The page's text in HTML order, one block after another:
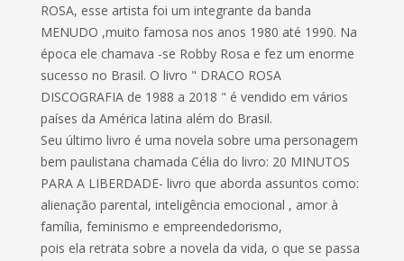
ROSA, esse artista foi um integrante da banda
MENUDO ,muito famosa nos anos 1980 até 1990. Na
época ele chamava -se Robby Rosa e fez um enorme
sucesso no Brasil. O livro " DRACO ROSA
DISCOGRAFIA de 1988 a 2018 " é vendido em vários
países da América latina além do Brasil.
Seu último livro é uma novela sobre uma personagem
bem paulistana chamada Célia do livro: 20 MINUTOS
PARA A LIBERDADE- livro que aborda assuntos como:
alienação parental, inteligência emocional , amor à
família, feminismo e empreendedorismo,
pois ela retrata sobre a novela da vida, o que se passa